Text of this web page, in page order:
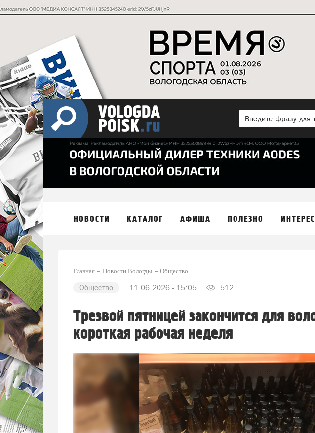
НОВОСТИ КАТАЛОГ АФИША ПОЛЕЗНО
Главная Новости Вологды Общество
Общество 11.06.2026 - 15:05 512
Трезвой пятницей закончится для
короткая рабочая неделя